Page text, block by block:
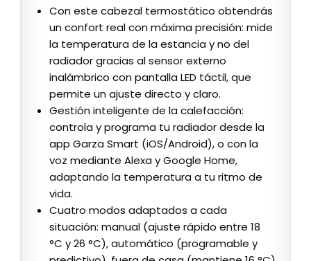
Con este cabezal termostático obtendrás
un confort real con máxima precisión: mide
la temperatura de la estancia y no del
radiador gracias al sensor externo
inalámbrico con pantalla LED táctil, que
permite un ajuste directo y claro.
Gestión inteligente de la calefacción:
controla y programa tu radiador desde la
app Garza Smart (iOS/Android), o con la
voz mediante Alexa y Google Home,
adaptando la temperatura a tu ritmo de
vida.
Cuatro modos adaptados a cada
situación: manual (ajuste rápido entre 18
°C y 26 °C), automático (programable y